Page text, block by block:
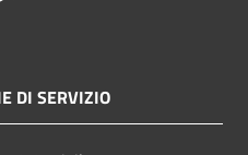
DI SERVIZIO